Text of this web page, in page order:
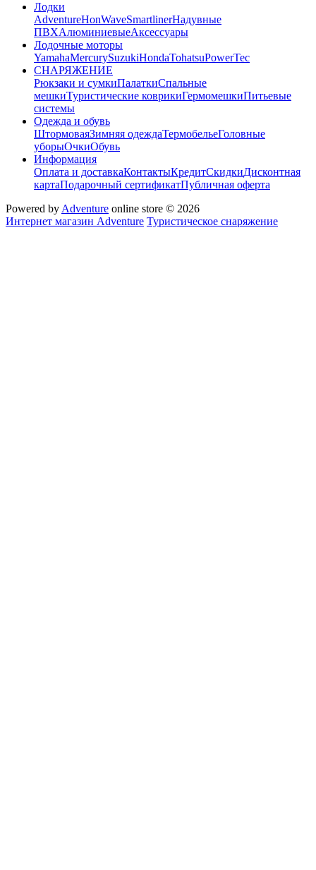
Лодки
AdventureHonWaveSmartlinerНадувные
ПВХАлюминиевыеАксессуары
Лодочные моторы
YamahaMercurySuzukiHondaTohatsuPowerTec
СНАРЯЖЕНИЕ
Рюкзаки и сумкиПалаткиСпальные
мешкиТуристические коврикиГермомешкиПитьевые
системы
Одежда и обувь
ШтормоваяЗимняя одеждаТермобельеГоловные
уборыОчкиОбувь
Информация
Оплата и доставкаКонтактыКредитСкидкиДисконтная
картаПодарочный сертификатПубличная оферта
Powered byAdventure online store © 2026
Интернет магазин Adventure Туристическое снаряжение